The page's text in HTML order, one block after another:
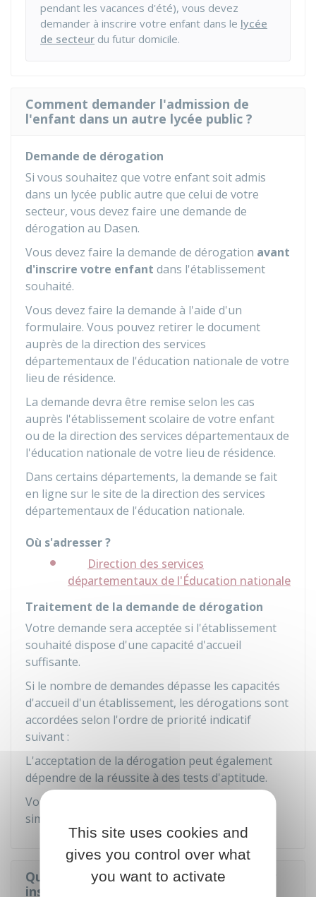
pendant les vacances d'été), vous devez
demander à inscrire votre enfant dans le lycée
de secteur du futur domicile.
Comment demander l'admission de
l'enfant dans un autre lycée public ?
Demande de dérogation
Si vous souhaitez que votre enfant soit admis
dans un lycée public autre que celui de votre
secteur, vous devez faire une demande de
dérogation au Dasen.
Vous devez faire la demande de dérogation avant
d'inscrire votre enfant dans l'établissement
souhaité.
Vous devez faire la demande à l'aide d'un
formulaire. Vous pouvez retirer le document
auprès de la direction des services
départementaux de l'éducation nationale de votre
lieu de résidence.
La demande devra être remise selon les cas
auprès l'établissement scolaire de votre enfant
ou de la direction des services départementaux de
l'éducation nationale de votre lieu de résidence.
Dans certains départements, la demande se fait
en ligne sur le site de la direction des services
départementaux de l'éducation nationale.
Où s'adresser ?
Direction des services
départementaux de l'Éducation nationale
Traitement de la demande de dérogation
Votre demande sera acceptée si l'établissement
souhaité dispose d'une capacité d'accueil
suffisante.
Si le nombre de demandes dépasse les capacités
d'accueil d'un établissement, les dérogations sont
accordées selon l'ordre de priorité indicatif
suivant :
L'acceptation de la dérogation peut également
dépendre de la réussite à des tests d'aptitude.
Vous pouvez indiquer plusieurs motifs
simultanément dans la demande de dérogation.
Quelles sont les démarches à faire pour
inscrire l'enfant au lycée ?
This site uses cookies and
gives you control over what
you want to activate